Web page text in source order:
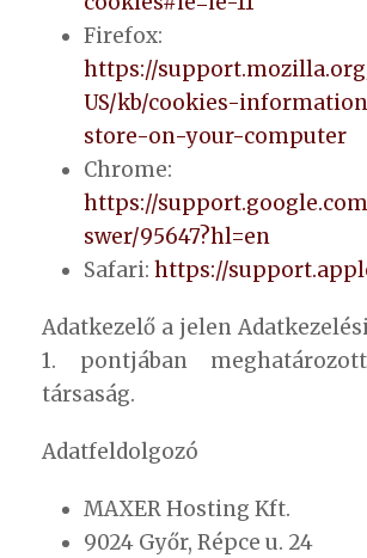
Firefox:
https://
US/kb/cookies-
store-on-your-computer
Chrome:
https://
swer/95647?hl=en
Safari: https://
Adatkezelő a jelen
1. pontjában
társaság.
Adatfeldolgozó
MAXER Hosting Kft.
9024 Győr, Répce u. 24